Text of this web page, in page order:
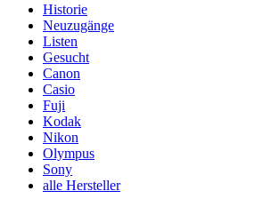
Historie
Neuzugänge
Listen
Gesucht
Canon
Casio
Fuji
Kodak
Nikon
Olympus
Sony
alle Hersteller